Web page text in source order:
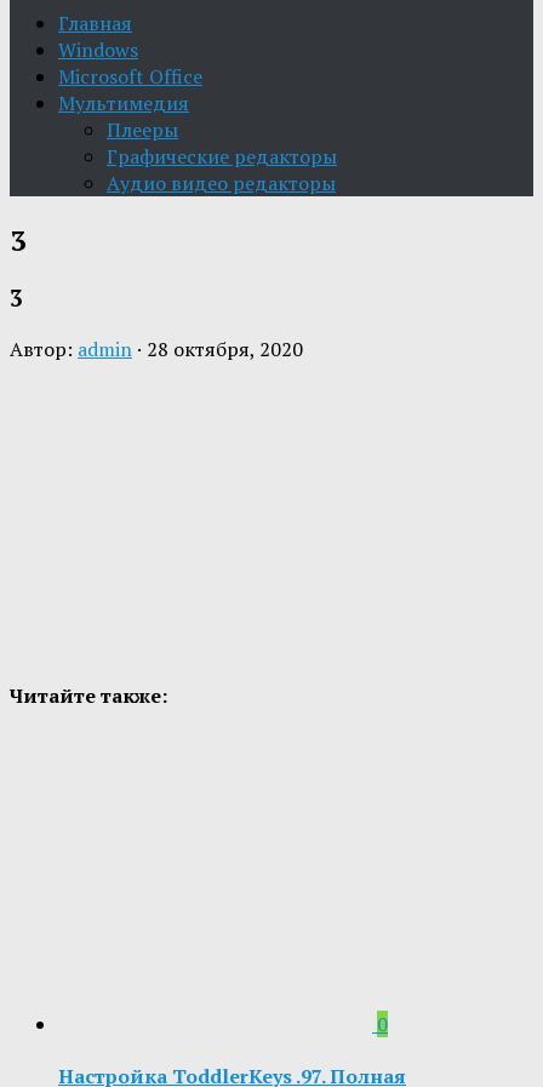
Главная
Windows
Microsoft Office
Мультимедия
Плееры
Графические редакторы
Aудио видео редакторы
3
3
Автор: admin · 28 октября, 2020
Читайте также:
0
Настройка ToddlerKeys .97. Полная